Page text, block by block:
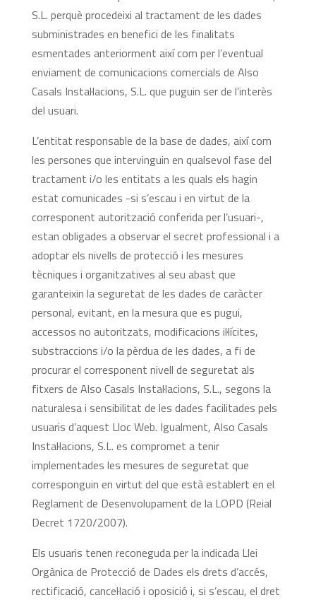
S.L. perquè procedeixi al tractament de les dades
subministrades en benefici de les finalitats
esmentades anteriorment així com per l’eventual
enviament de comunicacions comercials de Also
Casals Instal·lacions, S.L. que puguin ser de l’interès
del usuari.
L’entitat responsable de la base de dades, així com
les persones que intervinguin en qualsevol fase del
tractament i/o les entitats a les quals els hagin
estat comunicades -si s’escau i en virtut de la
corresponent autorització conferida per l’usuari-,
estan obligades a observar el secret professional i a
adoptar els nivells de protecció i les mesures
tècniques i organitzatives al seu abast que
garanteixin la seguretat de les dades de caràcter
personal, evitant, en la mesura que es pugui,
accessos no autoritzats, modificacions il·lícites,
substraccions i/o la pèrdua de les dades, a fi de
procurar el corresponent nivell de seguretat als
fitxers de Also Casals Instal·lacions, S.L., segons la
naturalesa i sensibilitat de les dades facilitades pels
usuaris d’aquest Lloc Web. Igualment, Also Casals
Instal·lacions, S.L. es compromet a tenir
implementades les mesures de seguretat que
corresponguin en virtut del que està establert en el
Reglament de Desenvolupament de la LOPD (Reial
Decret 1720/2007).
Els usuaris tenen reconeguda per la indicada Llei
Orgànica de Protecció de Dades els drets d’accés,
rectificació, cancel·lació i oposició i, si s’escau, el dret